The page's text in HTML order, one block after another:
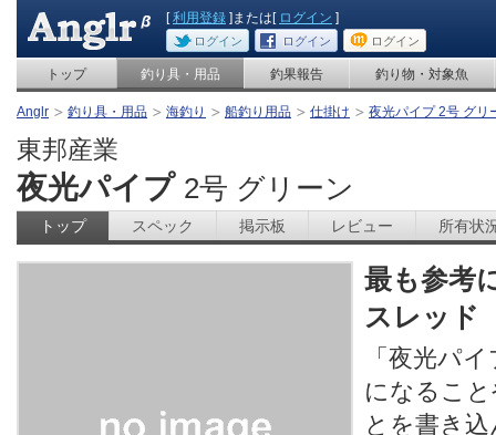
[利用登録 ]または[ ログイン ]
ログイン ログイン ログイン
トップ 釣り具・用品 釣果報告 釣り物・対象魚
Anglr 釣り具・用品 海釣り 船釣り用品 仕掛け 夜光パイプ 2号 グリ
東邦産業
夜光パイプ 2号 グリーン
トップ スペック 掲示板 レビュー 所有状
最も参考
スレッド
「夜光パ
になるこ
とを書き